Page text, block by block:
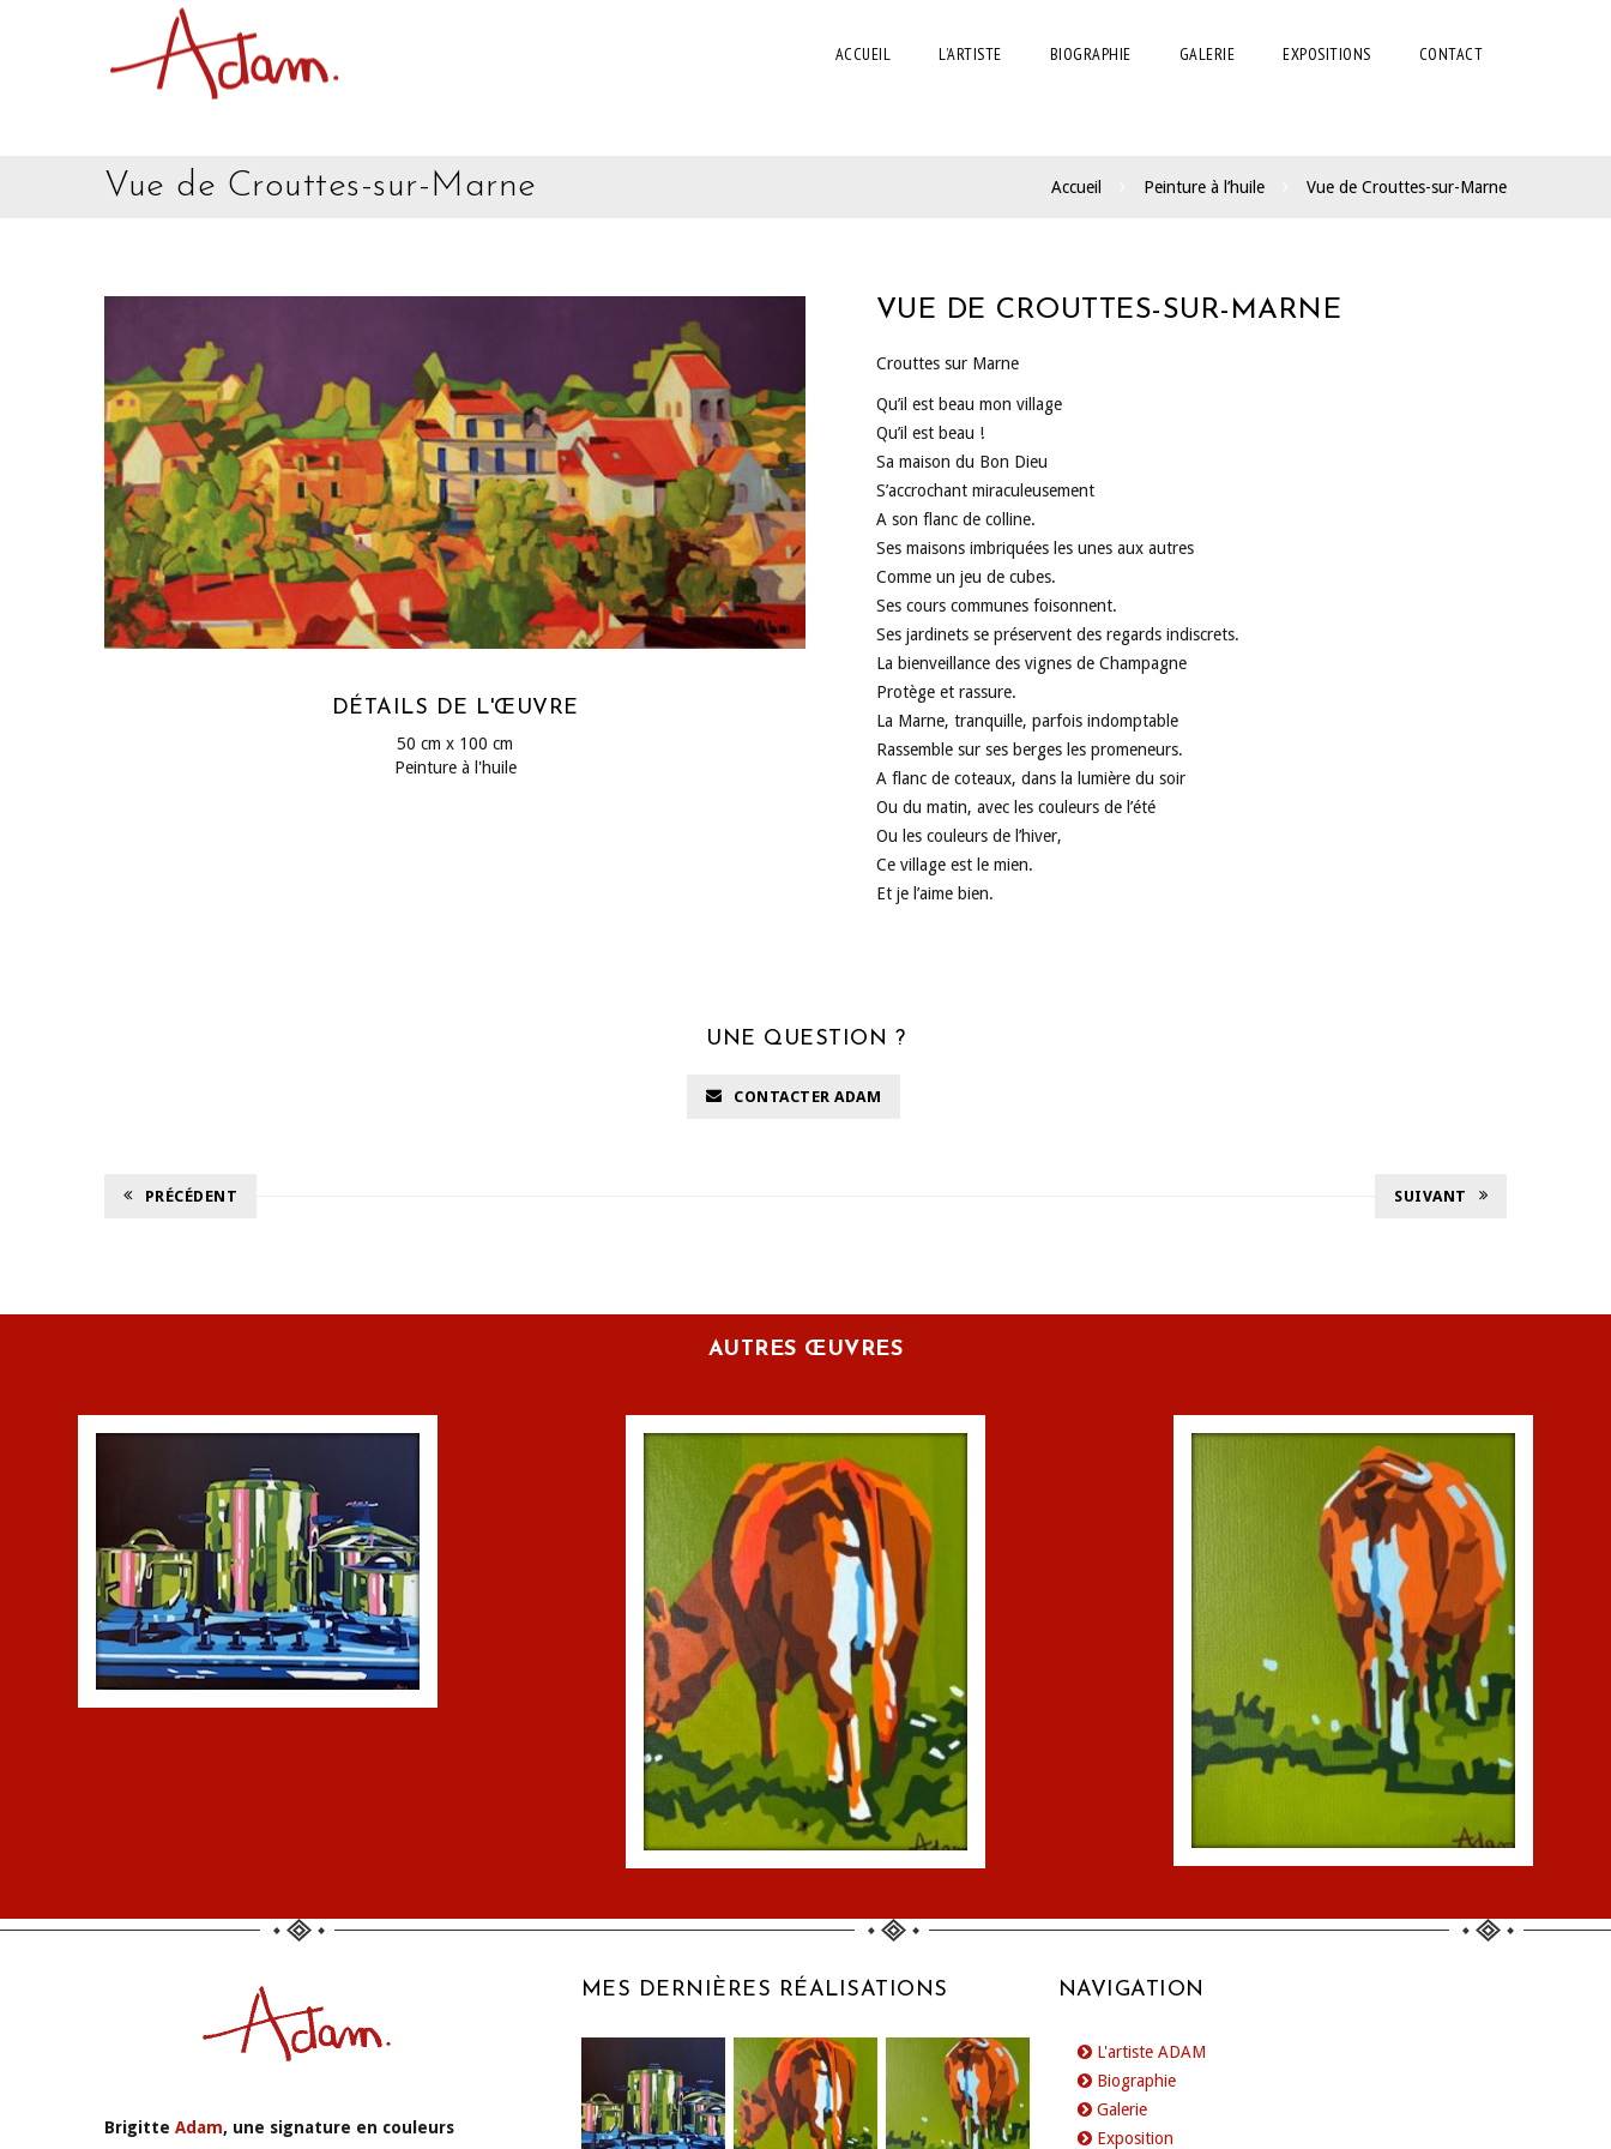
ACCUEIL L’ARTISTE BIOGRAPHIE GALERIE EXPOSITIONS CONTACT
Vue de Crouttes-sur-Marne Accueil Peinture à l’huile Vue de Crouttes-sur-Marne
DÉTAILS DE L'ŒUVRE
50 cm x 100 cm
Peinture à l'huile
VUE DE CROUTTES-SUR-MARNE
Crouttes sur Marne
Qu’il est beau mon village
Qu’il est beau !
Sa maison du Bon Dieu
S’accrochant miraculeusement
A son flanc de colline.
Ses maisons imbriquées les unes aux autres
Comme un jeu de cubes.
Ses cours communes foisonnent.
Ses jardinets se préservent des regards indiscrets.
La bienveillance des vignes de Champagne
Protège et rassure.
La Marne, tranquille, parfois indomptable
Rassemble sur ses berges les promeneurs.
A flanc de coteaux, dans la lumière du soir
Ou du matin, avec les couleurs de l’été
Ou les couleurs de l’hiver,
Ce village est le mien.
Et je l’aime bien.
UNE QUESTION ?
CONTACTER ADAM
PRÉCÉDENT SUIVANT
AUTRES ŒUVRES
Peinture à l’huile
Brigitte Adam, une signature en couleurs
MES DERNIÈRES RÉALISATIONS NAVIGATION
L'artiste ADAM
Biographie
Galerie
Exposition